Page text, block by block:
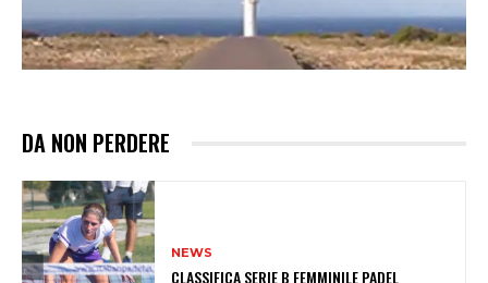
DA NON PERDERE
NEWS
CLASSIFICA SERIE B FEMMINILE PADEL